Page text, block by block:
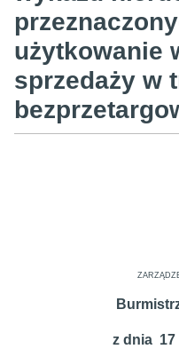
użytkowanie
sprzedaży w
z dnia 17